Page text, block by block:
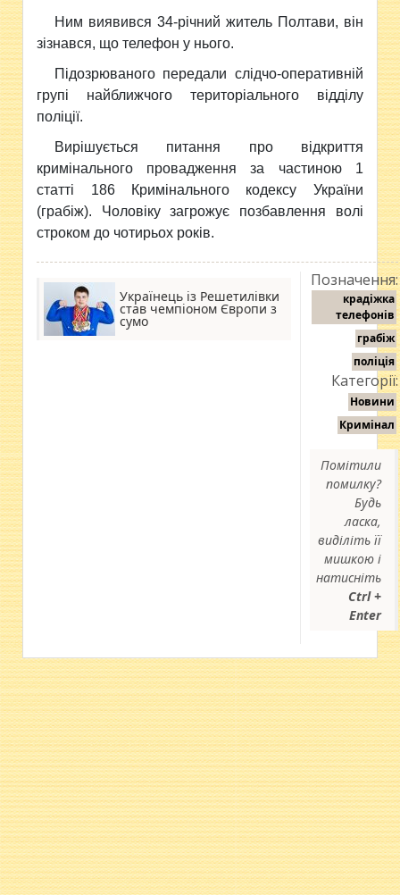
Ним виявився 34-річний житель Полтави, він
зізнався, що телефон у нього.
Підозрюваного передали слідчо-оперативній
групі найближчого територіального відділу
поліції.
Вирішується питання про відкриття
кримінального провадження за частиною 1
статті 186 Кримінального кодексу України
(грабіж). Чоловіку загрожує позбавлення волі
строком до чотирьох років.
Українець із Решетилівки
став чемпіоном Європи з
сумо
Позначення:
крадіжка
телефонів
грабіж
поліція
Категорії:
Новини
Кримінал
Помітили
помилку?
Будь
ласка,
виділіть її
мишкою і
натисніть
Ctrl +
Enter